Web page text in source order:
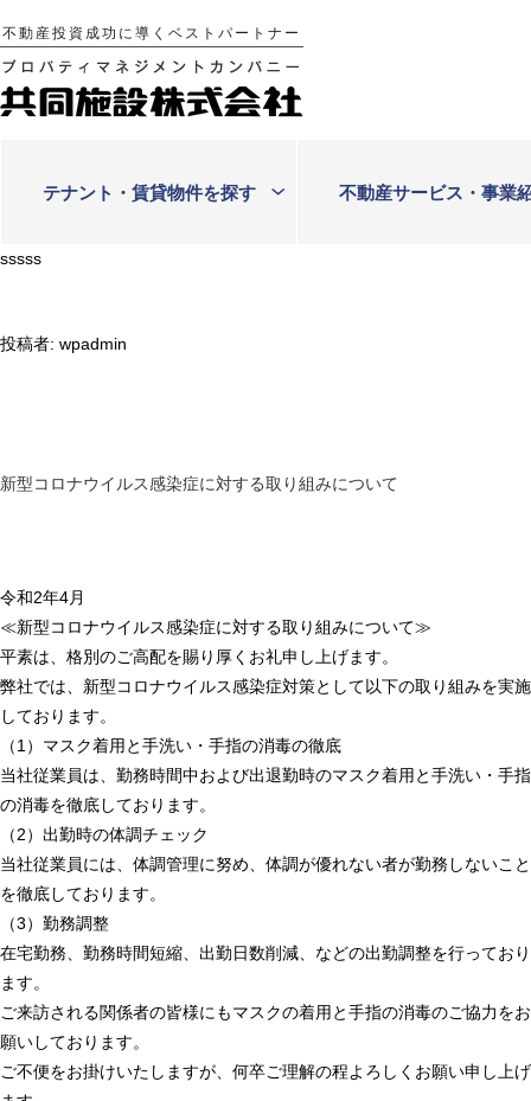
to
content
不動産投資成功に導くベストパートナー
テナント・賃貸物件を探す 不動産サービス・事業
sssss
投稿者: wpadmin
新型コロナウイルス感染症に対する取り組みについて
令和2年4月
≪新型コロナウイルス感染症に対する取り組みについて≫
平素は、格別のご高配を賜り厚くお礼申し上げます。
弊社では、新型コロナウイルス感染症対策として以下の取り組みを実施
しております。
（1）マスク着用と手洗い・手指の消毒の徹底
当社従業員は、勤務時間中および出退勤時のマスク着用と手洗い・手指
の消毒を徹底しております。
（2）出勤時の体調チェック
当社従業員には、体調管理に努め、体調が優れない者が勤務しないこと
を徹底しております。
（3）勤務調整
在宅勤務、勤務時間短縮、出勤日数削減、などの出勤調整を行っており
ます。
ご来訪される関係者の皆様にもマスクの着用と手指の消毒のご協力をお
願いしております。
ご不便をお掛けいたしますが、何卒ご理解の程よろしくお願い申し上げ